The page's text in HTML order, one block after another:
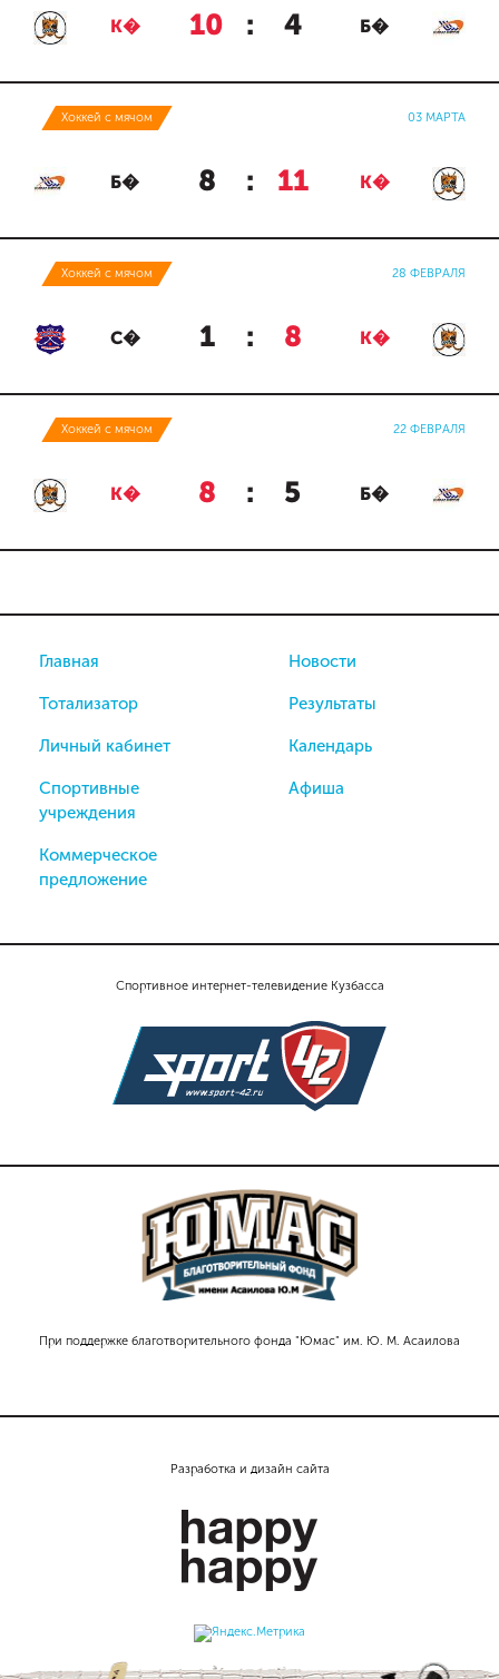
К� 10 : 4 Б�
Хоккей с мячом 03 МАРТА
Б� 8 : 11 К�
Хоккей с мячом 28 ФЕВРАЛЯ
С� 1 : 8 К�
Хоккей с мячом 22 ФЕВРАЛЯ
К� 8 : 5 Б�
Спортивное интернет-телевидение Кузбасса
При поддержке благотворительного фонда "Юмас" им. Ю. М. Асаилова
Главная
Тотализатор
Личный кабинет
Спортивные
учреждения
Коммерческое
предложение
Новости
Результаты
Календарь
Афиша
Разработка и дизайн сайта